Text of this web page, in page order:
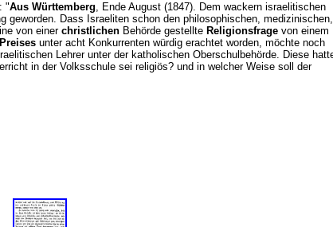
"Aus Württemberg, Ende August (1847). Dem wackern israelitischen
geworden. Dass Israeliten schon den philosophischen, medizinischen,
von einer christlichen Behörde gestellte Religionsfrage von einem
unter acht Konkurrenten würdig erachtet worden, möchte noch
Lehrer unter der katholischen Oberschulbehörde. Diese
in der Volksschule sei religiös? und in welcher Weise soll der